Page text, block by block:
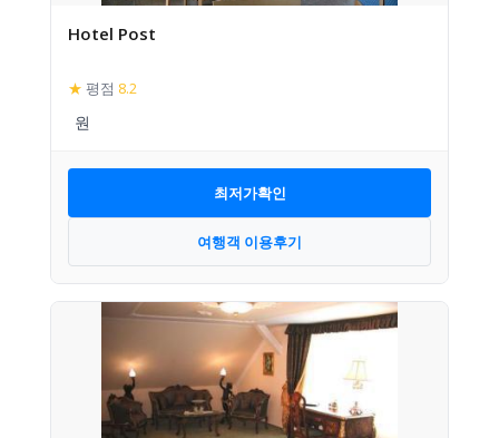
Hotel Post
★ 평점 8.2
최저가확인
여행객 이용후기